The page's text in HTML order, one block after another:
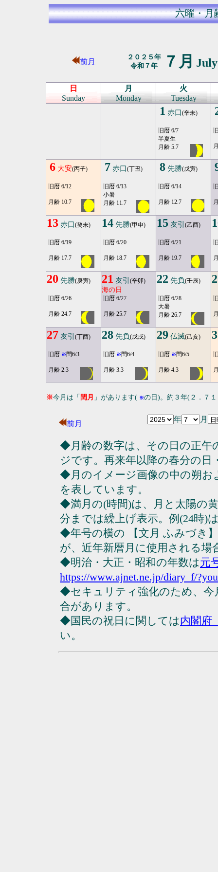
六曜・月
前月
２０２５年
令和７年
７月
日
Sunday
月
Monday
火
Tuesday
1 赤口(辛未)
旧暦 6/7
半夏生
月齢 5.7
6 大安(丙子)
旧暦 6/12
月齢 10.7
7 赤口(丁丑)
旧暦 6/13
小暑
月齢 11.7
8 先勝(戊寅)
旧暦 6/14
月齢 12.7
13 赤口(癸未)
旧暦 6/19
月齢 17.7
14 先勝(甲申)
旧暦 6/20
月齢 18.7
15 友引 (乙酉)
旧暦 6/21
月齢 19.7
20 先勝(庚寅)
旧暦 6/26
月齢 24.7
21 友引 (辛卯)
海の日
旧暦 6/27
月齢 25.7
22 先負(壬辰)
旧暦 6/28
大暑
月齢 26.7
27 友引 (丁酉)
旧暦 ※閏6/3
月齢 2.3
28 先負(戊戌)
旧暦 ※閏6/4
月齢 3.3
29 仏滅(己亥)
旧暦 ※閏6/5
月齢 4.3
※今月は「 閏月 」があります( ※の日)。約３年(２．７
前月
年 月
◆月齢の数字は、その日の正午
ジです。再来年以降の春分の日
◆月のイメージ画像の中の朔
を表しています。
◆満月の(時間)は、月と太陽の
分までは繰上げ表示。例(24時)
◆年号の横の 【文月 ふみづき
が、近年新暦月に使用される場
◆明治・大正・昭和の年数は元
https://www.ajnet.ne.jp/diary_f/
◆セキュリティ強化のため、今
合があります。
◆国民の祝日に関しては内閣府
い。